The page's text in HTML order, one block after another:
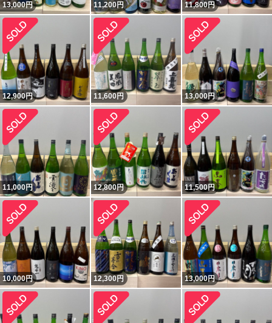
13,000円 11,200円 11,800円
12,900円 11,600円 13,000円
11,000円 12,800円 11,500円
10,000円 12,300円 13,000円